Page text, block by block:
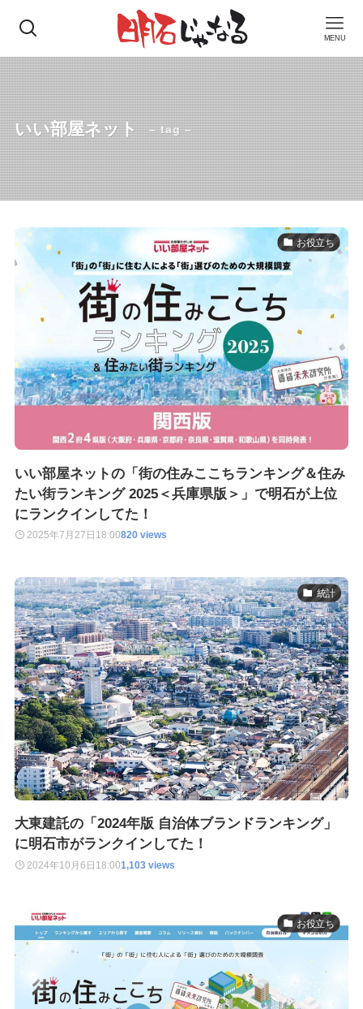
MENU
いい部屋ネット – tag –
お役立ち
いい部屋ネットの「街の住みここちランキング＆住み
たい街ランキング 2025＜兵庫県版＞」で明石が上位
にランクインしてた！
2025年7月27日 18:00820 views
統計
大東建託の「2024年版 自治体ブランドランキング」
に明石市がランクインしてた！
2024年10月6日 18:001,103 views
お役立ち